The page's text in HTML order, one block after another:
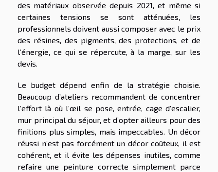
des matériaux observée depuis 2021, et même si
certaines tensions se sont atténuées, les
professionnels doivent aussi composer avec le prix
des résines, des pigments, des protections, et de
l’énergie, ce qui se répercute, à la marge, sur les
devis.
Le budget dépend enfin de la stratégie choisie.
Beaucoup d’ateliers recommandent de concentrer
l’effort là où l’œil se pose, entrée, cage d’escalier,
mur principal du séjour, et d’opter ailleurs pour des
finitions plus simples, mais impeccables. Un décor
réussi n’est pas forcément un décor coûteux, il est
cohérent, et il évite les dépenses inutiles, comme
refaire une peinture correcte simplement parce